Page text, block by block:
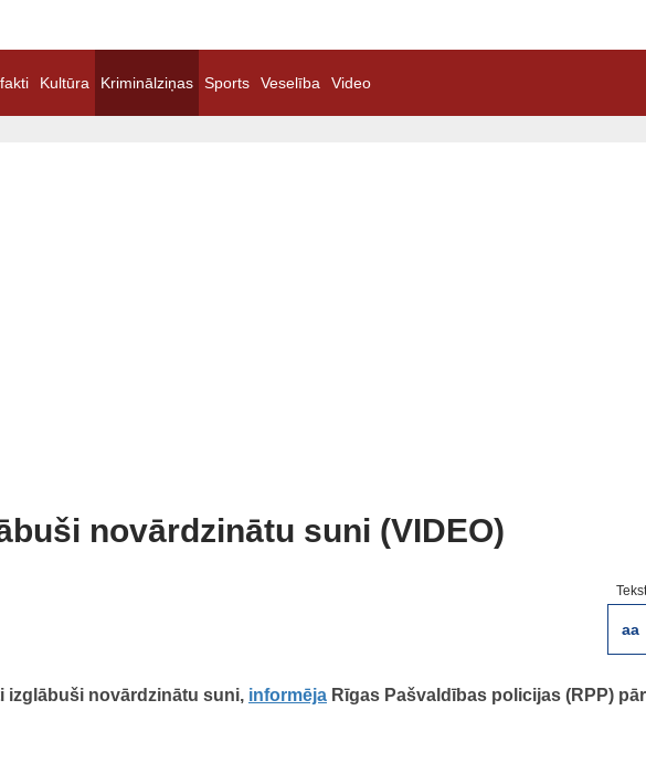
Kultūra Kriminālziņas Sports Veselība Video
novārdzinātu suni (VIDEO)
aa
izglābuši novārdzinātu suni, informēja Rīgas Pašvaldības policijas (RPP)